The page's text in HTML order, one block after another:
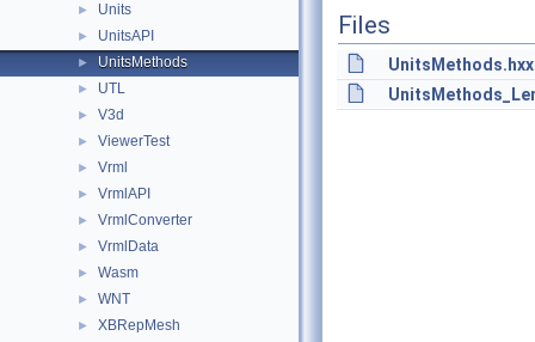
► Units
► UnitsAPI
► UnitsMethods
► UTL
► V3d
► ViewerTest
► Vrml
► VrmlAPI
► VrmlConverter
► VrmlData
► Wasm
► WNT
► XBRepMesh
Files
UnitsMethods.hxx